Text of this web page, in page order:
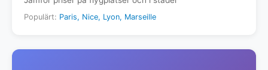
Populärt: Paris, Nice, Lyon, Marseille